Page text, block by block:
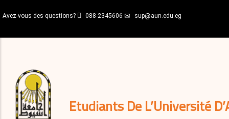
au
principal
Avez-vous des questions? 088-2345606 sup@aun.edu.eg
Etudiants De L’Université
décisions
Expatriés
Journal